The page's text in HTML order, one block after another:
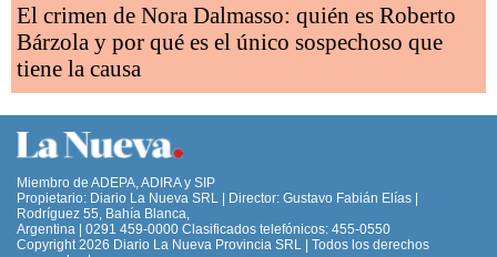
El crimen de Nora Dalmasso: quién es Roberto
Bárzola y por qué es el único sospechoso que
tiene la causa
Miembro de ADEPA, ADIRA y SIP
Propietario: Diario La Nueva SRL | Director: Gustavo Fabián Elías |
Rodríguez 55, Bahía Blanca,
Argentina | 0291 459-0000 Clasificados telefónicos: 455-0550
Copyright 2026 Diario La Nueva Provincia SRL | Todos los derechos